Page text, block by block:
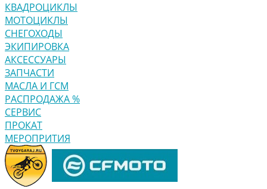
КВАДРОЦИКЛЫ
МОТОЦИКЛЫ
СНЕГОХОДЫ
ЭКИПИРОВКА
АКСЕССУАРЫ
ЗАПЧАСТИ
МАСЛА И ГСМ
РАСПРОДАЖА %
СЕРВИС
ПРОКАТ
МЕРОПРИТИЯ